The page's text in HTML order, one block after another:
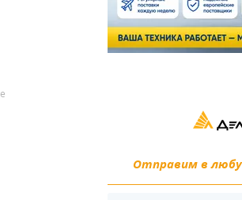
Отправим в